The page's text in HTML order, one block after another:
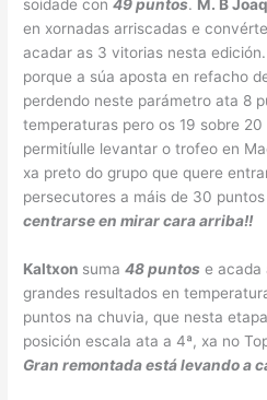
soidade con49 puntos. M. B
en xornadas arriscadas e
acadar as 3 vitorias nesta
porque a súa aposta en refacho
perdendo neste parámetro ata 8
temperaturas pero os 19 sobre
permitíulle levantar o trofeo en
xa preto do grupo que quere
persecutores a máis de 30
centrarse en mirar cara arriba!!
Kaltxon suma48 puntos e acada
grandes resultados en
puntos na chuvia, que nesta
posición escala ata a 4ª, xa no
Gran remontada está levando a